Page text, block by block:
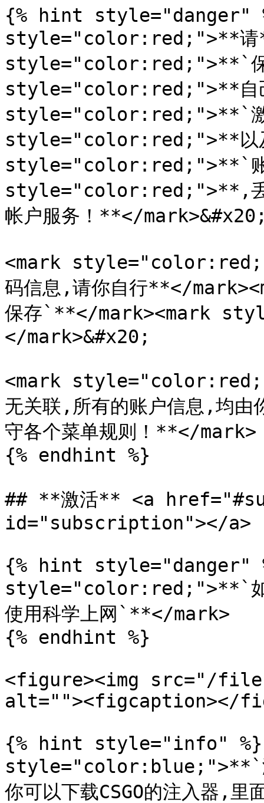
{% hint style="danger"
style="color:red;">**请
style="color:red;">**`保
style="color:red;">**自
style="color:red;">**`激
style="color:red;">**以
style="color:red;">**`账
style="color:red;">**,丢失
帐户服务！**</
<mark
码信息,请你自行**</
保存`**</mark><mark
</mark>&#x20;
<mark
无关联,所有的账户信息,均由
守各个菜单规则！**</mark>
{% endhint %}
## **激活** <a
id="subscription"></a>
{% hint style="danger"
style="color:red;">**`如
使用科学上网`**</mark>
{% endhint %}
<figure><img src="/files/
alt=""><figcaption></
{% hint style="info" %}
style="color:blue;">**`激
你可以下载CSGO的注入器,